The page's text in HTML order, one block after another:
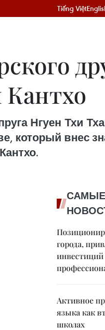
Tiếng Việt
Кантхо
Нгуен Тхи
который внес
города,
Активное
языка как
школах